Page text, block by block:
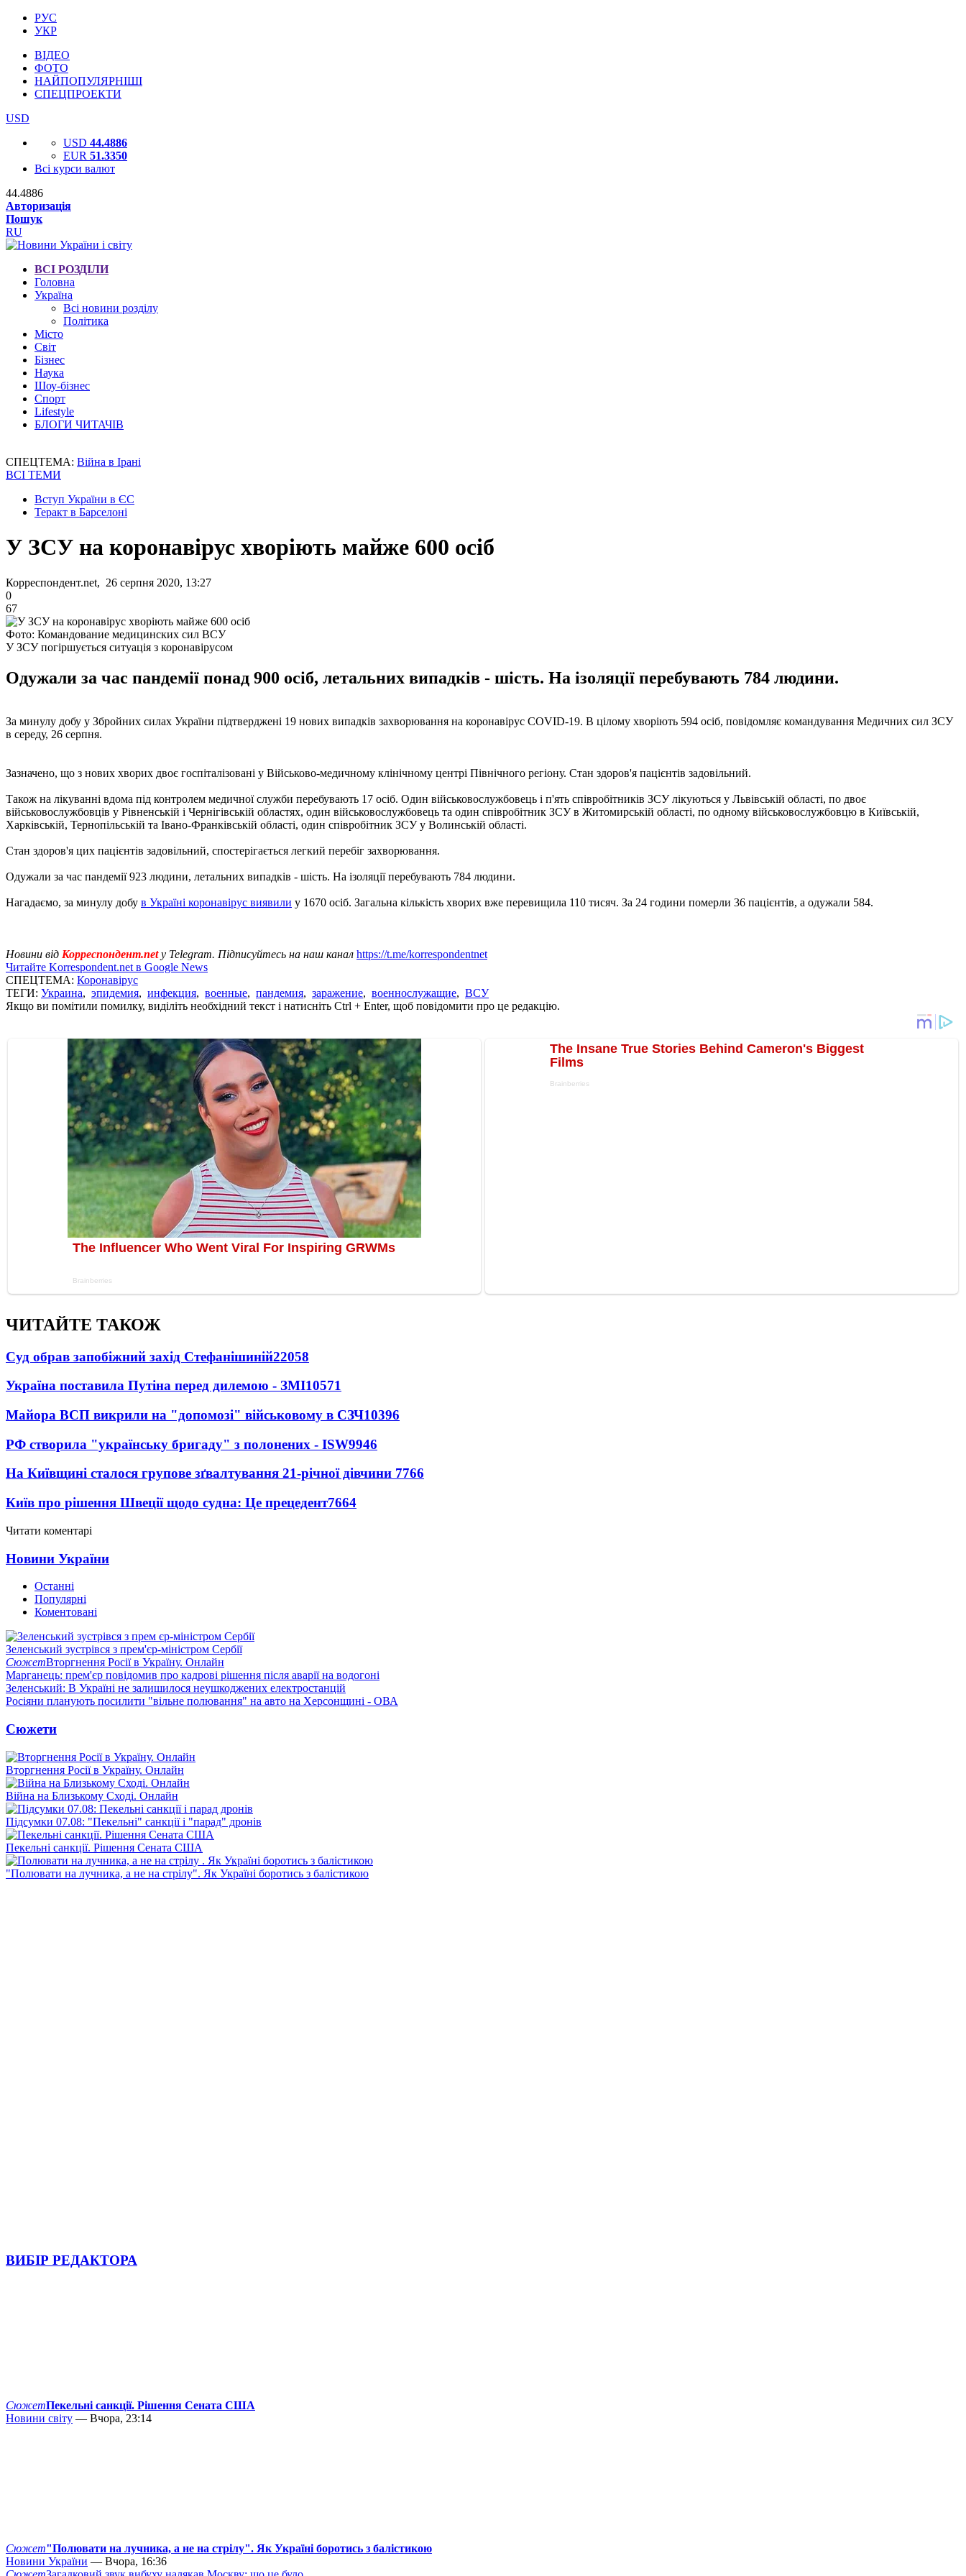
РУС
УКР
ВІДЕО
ФОТО
НАЙПОПУЛЯРНІШІ
СПЕЦПРОЕКТИ
USD
USD 44.4886
EUR 51.3350
Всі курси валют
44.4886
Авторизація
Пошук
RU
ВСІ РОЗДІЛИ
Головна
Україна
Всі новини розділу
Політика
Місто
Світ
Бізнес
Наука
Шоу-бізнес
Спорт
Lifestyle
БЛОГИ ЧИТАЧІВ
СПЕЦТЕМА: Війна в Ірані
ВСІ ТЕМИ
Вступ України в ЄС
Теракт в Барселоні
У ЗСУ на коронавірус хворіють майже 600 осіб
Корреспондент.net, 26 серпня 2020, 13:27
0
67
Фото: Командование медицинских сил ВСУ
У ЗСУ погіршується ситуація з коронавірусом
Одужали за час пандемії понад 900 осіб, летальних випадків - шість. На ізоляції перебувають 784 людини.
За минулу добу у Збройних силах України підтверджені 19 нових випадків захворювання на коронавірус COVID-19. В цілому хворіють 594 осіб, повідомляє командування Медичних сил ЗСУ
в середу, 26 серпня.
Зазначено, що з нових хворих двоє госпіталізовані у Військово-медичному клінічному центрі Північного регіону. Стан здоров'я пацієнтів задовільний.
Також на лікуванні вдома під контролем медичної служби перебувають 17 осіб. Один військовослужбовець і п'ять співробітників ЗСУ лікуються у Львівській області, по двоє
військовослужбовців у Рівненській і Чернігівській областях, один військовослужбовець та один співробітник ЗСУ в Житомирській області, по одному військовослужбовцю в Київській,
Харківській, Тернопільській та Івано-Франківській області, один співробітник ЗСУ у Волинській області.
Стан здоров'я цих пацієнтів задовільний, спостерігається легкий перебіг захворювання.
Одужали за час пандемії 923 людини, летальних випадків - шість. На ізоляції перебувають 784 людини.
Нагадаємо, за минулу добу в Україні коронавірус виявили у 1670 осіб. Загальна кількість хворих вже перевищила 110 тисяч. За 24 години померли 36 пацієнтів, а одужали 584.
Новини від Корреспондент.net у Telegram. Підписуйтесь на наш канал https://t.me/korrespondentnet
Читайте Korrespondent.net в Google News
СПЕЦТЕМА: Коронавірус
ТЕГИ: Украина, эпидемия, инфекция, военные, пандемия, заражение, военнослужащие, ВСУ
Якщо ви помітили помилку, виділіть необхідний текст і натисніть Ctrl + Enter, щоб повідомити про це редакцію.
ЧИТАЙТЕ ТАКОЖ
Суд обрав запобіжний захід Стефанішиній22058
Україна поставила Путіна перед дилемою - ЗМІ10571
Майора ВСП викрили на "допомозі" військовому в СЗЧ10396
РФ створила "українську бригаду" з полонених - ISW9946
На Київщині сталося групове зґвалтування 21-річної дівчини 7766
Київ про рішення Швеції щодо судна: Це прецедент7664
Читати коментарі
Новини України
Останні
Популярні
Коментовані
Зеленський зустрівся з прем'єр-міністром Сербії
СюжетВторгнення Росії в Україну. Онлайн
Марганець: прем'єр повідомив про кадрові рішення після аварії на водогоні
Зеленський: В Україні не залишилося неушкоджених електростанцій
Росіяни планують посилити "вільне полювання" на авто на Херсонщині - ОВА
Сюжети
Вторгнення Росії в Україну. Онлайн
Війна на Близькому Сході. Онлайн
Підсумки 07.08: "Пекельні" санкції і "парад" дронів
Пекельні санкції. Рішення Сената США
"Полювати на лучника, а не на стрілу". Як Україні боротись з балістикою
ВИБІР РЕДАКТОРА
СюжетПекельні санкції. Рішення Сената США
Новини світу — Вчора, 23:14
Сюжет"Полювати на лучника, а не на стрілу". Як Україні боротись з балістикою
Новини України — Вчора, 16:36